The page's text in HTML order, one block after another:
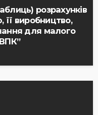
розрахунків
її виробництво,
для малого